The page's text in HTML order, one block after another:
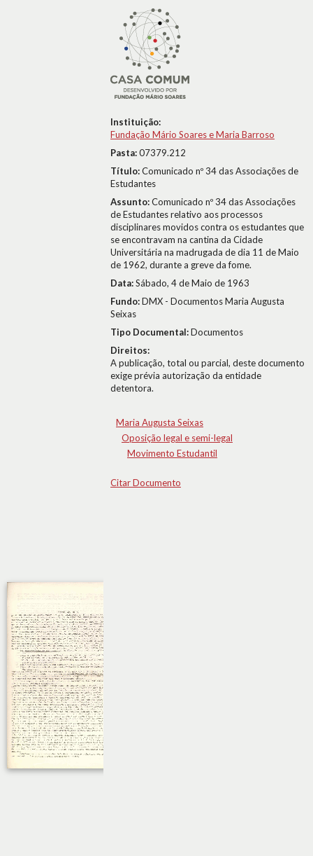
Instituição:
Fundação Mário Soares e Maria Barroso
Pasta:07379.212
Título:Comunicado nº 34 das Associações de
Estudantes
Assunto:Comunicado nº 34 das Associações
de Estudantes relativo aos processos
disciplinares movidos contra os estudantes que
se encontravam na cantina da Cidade
Universitária na madrugada de dia 11 de Maio
de 1962, durante a greve da fome.
Data:Sábado, 4 de Maio de 1963
Fundo:DMX - Documentos Maria Augusta
Seixas
Tipo Documental:Documentos
Direitos:
A publicação, total ou parcial, deste documento
exige prévia autorização da entidade
detentora.
Maria Augusta Seixas
Oposição legal e semi-legal
Movimento Estudantil
Citar Documento